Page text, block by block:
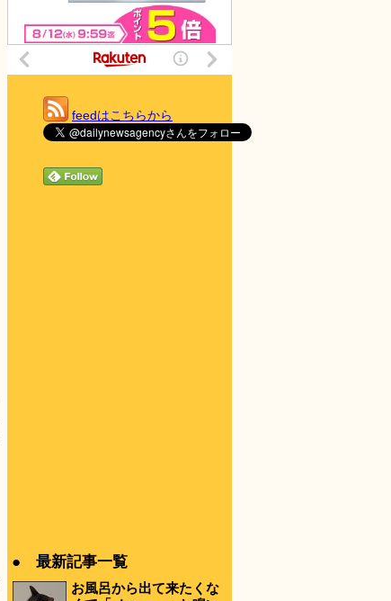
feedはこちらから
● 最新記事一覧
お風呂から出て来たくな